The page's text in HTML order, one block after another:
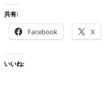
共有:
Facebook X
いいね: